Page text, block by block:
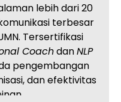
lebih dari 20
terbesar
Tersertifikasi
CoachdanNLP
pengembangan
dan efektivitas